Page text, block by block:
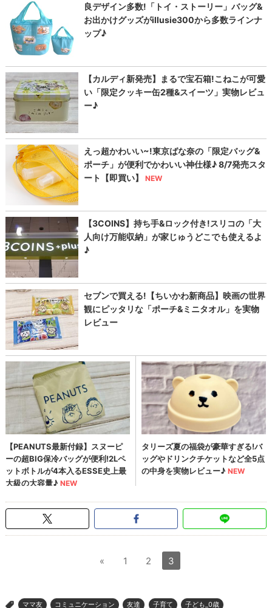
« 1 2 3
> ママ友 コミュニケーション 友達 子育て 子ども_0歳